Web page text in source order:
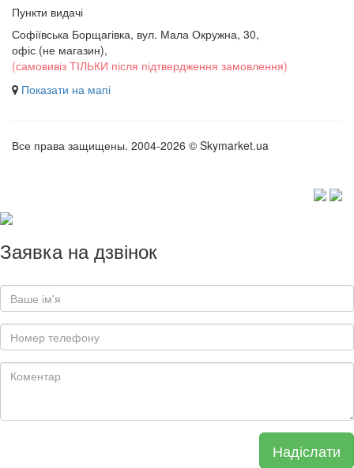
Пункти видачі
Софіївська Борщагівка, вул. Мала Окружна, 30,
офіс (не магазин),
(самовивіз ТІЛЬКИ після підтвердження замовлення)
Показати на мапі
Все права защищены. 2004-2026 © Skymarket.ua
Заявка на дзвінок
Надіслати